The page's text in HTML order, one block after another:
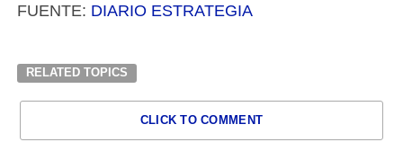
FUENTE: DIARIO ESTRATEGIA
RELATED TOPICS
CLICK TO COMMENT